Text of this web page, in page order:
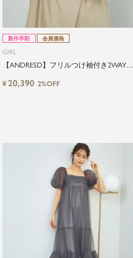
新作早割 会員価格
GIRL
【ANDRESD】フリルつけ袖付き2WAYラ
¥20,390 2%OFF